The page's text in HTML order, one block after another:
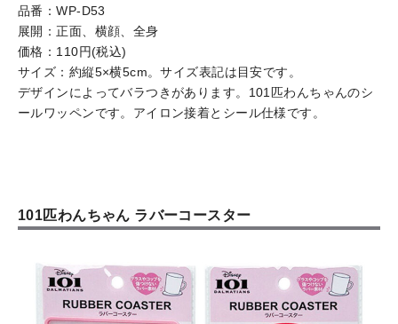
品番：WP-D53
展開：正面、横顔、全身
価格：110円(税込)
サイズ：約縦5×横5cm。サイズ表記は目安です。
デザインによってバラつきがあります。101匹わんちゃんのシ
ールワッペンです。アイロン接着とシール仕様です。
101匹わんちゃん ラバーコースター